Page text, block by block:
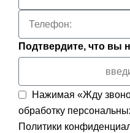
Подтвердите, что вы
Нажимая «Жду
обработку
Политики